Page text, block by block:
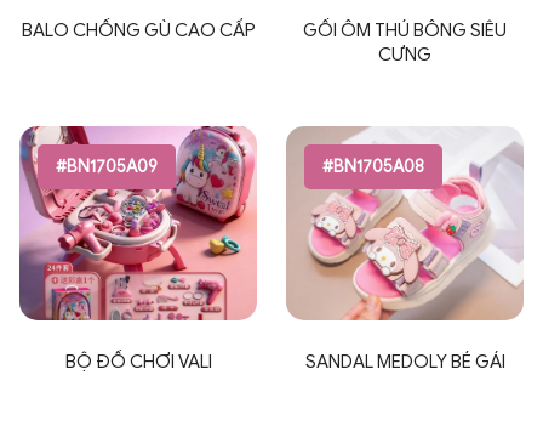
BALO CHỐNG GÙ CAO CẤP
GỐI ÔM THÚ BÔNG SIÊU
CƯNG
#BN1705A09
BỘ ĐỒ CHƠI VALI
#BN1705A08
SANDAL MEDOLY BÉ GÁI